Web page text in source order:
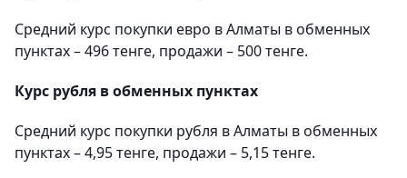
Средний курс покупки евро в Алматы в обменных
пунктах – 496 тенге, продажи – 500 тенге.
Курс рубля в обменных пунктах
Средний курс покупки рубля в Алматы в обменных
пунктах – 4,95 тенге, продажи – 5,15 тенге.